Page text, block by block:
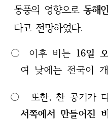
동풍의 영향으로 동해
다고전망하였다.
○ 이후 비는 16일
여 낮에는 전국이
○ 또한, 찬 공기가
서쪽에서 만들어진